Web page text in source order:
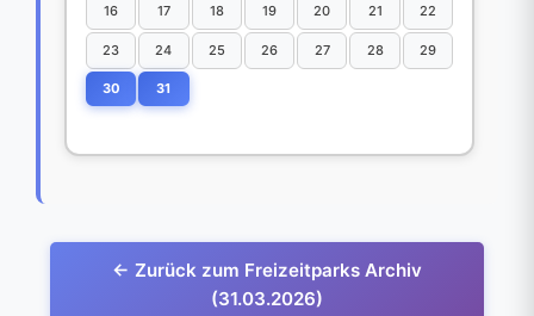
16 17 18 19 20 21 22
23 24 25 26 27 28 29
30 31
← Zurück zum Freizeitparks Archiv
(31.03.2026)